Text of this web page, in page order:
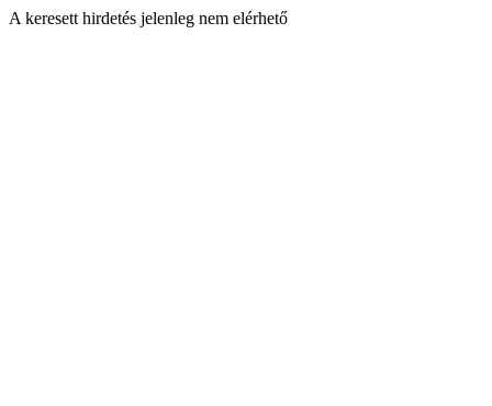
A keresett hirdetés jelenleg nem elérhető